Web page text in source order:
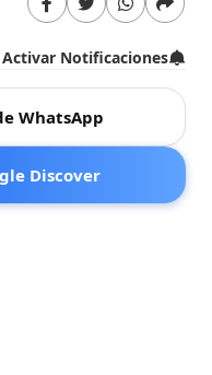
Activar Notificaciones
WhatsApp
Discover